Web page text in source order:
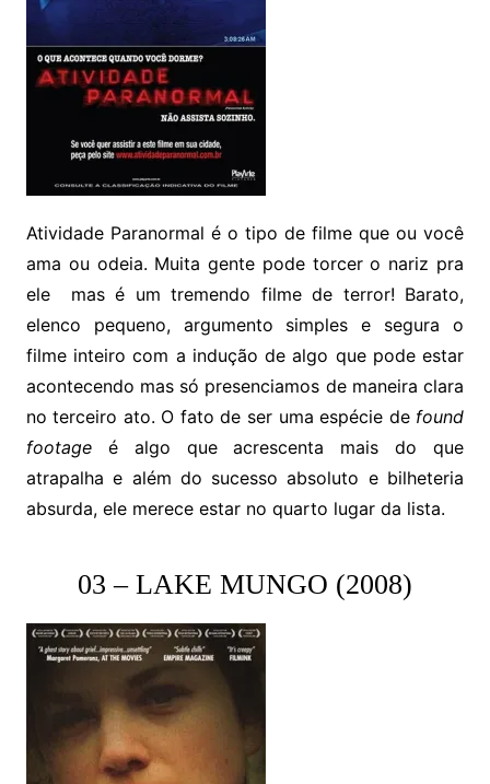
Atividade Paranormal é o tipo de filme que ou você
ama ou odeia. Muita gente pode torcer o nariz pra
ele mas é um tremendo filme de terror! Barato,
elenco pequeno, argumento simples e segura o
filme inteiro com a indução de algo que pode estar
acontecendo mas só presenciamos de maneira clara
no terceiro ato. O fato de ser uma espécie de found
footageé algo que acrescenta mais do que
atrapalha e além do sucesso absoluto e bilheteria
absurda, ele merece estar no quarto lugar da lista.
03 – LAKE MUNGO (2008)